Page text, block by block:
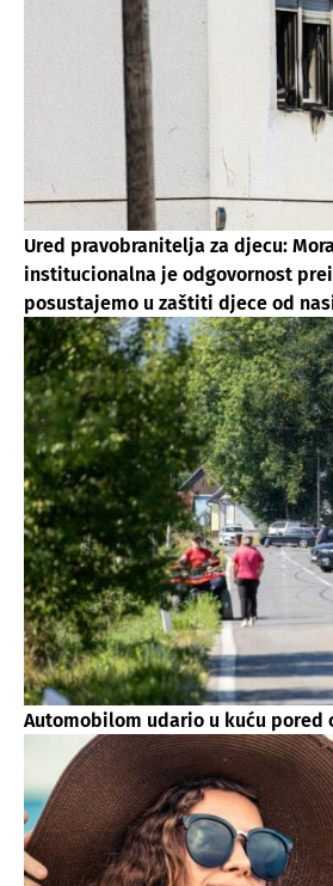
Ured pravobranitelja za djecu:
institucionalna je odgovornost
posustajemo u zaštiti djece od
Automobilom udario u kuću pored